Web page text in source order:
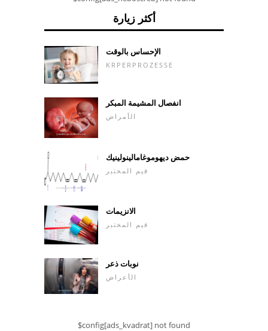
أكثر زيارة
الإحساس بالوقت
KRPERPROZESSE
انفصال المشيمة المبكر
الأمراض
حمض ديهوموغامالينولينيك
قيم المختبر
الانزيمات
قيم المختبر
نوبات ذعر
الأعراض
$config[ads_kvadrat] not found